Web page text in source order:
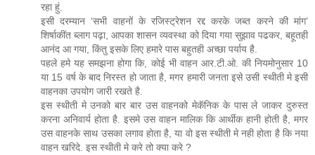
रहा हुं.
इसी दरम्यान ‘सभी वाहनों के रजिस्ट्रेशन रद्द करके जब्त करने की मांग’
शिर्षाकींत ब्लाग पढ़ा, आपका शासन व्यवस्था को दिया गया सुझाव पढकर, बहूतही
आनंद आ गया, किंतु इसके लिए हमारे पास बहुतही अच्छा पर्याय है.
पहले हमे यह समझना होगा कि, कोई भी वाहन आर.टी.ओ. की नियमोनुसार 10
या 15 वर्ष के बाद निरस्त हो जाता है, मगर हमारी जनता इसे उसी स्थीती मे इसी
वाहनका उपयोग जारी रखते है.
इस स्थीती मे उनको बार बार उस वाहनको मेकॅनिक के पास ले जाकर दुरुस्त
करना अनिवार्य होता है. इसमे उस वाहन मालिक कि आर्थीक हानी होती है, मगर
उस वाहनके साथ उसका लगाव होता है, या वो इस स्थीती मे नही होता है कि नया
वाहन खरिदे. इस स्थीती मे करे तो क्या करे ?